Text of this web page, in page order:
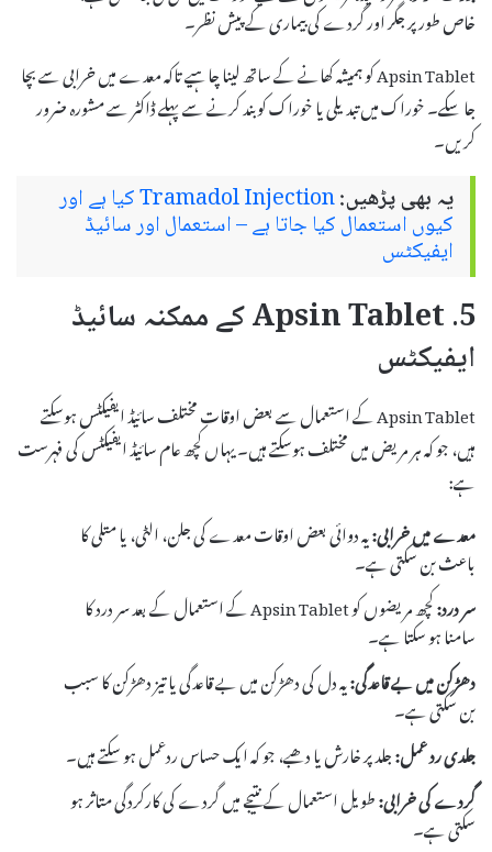
خاص طور پر جگر اور گردے کی بیماری کے پیش نظر۔
Apsin Tablet کو ہمیشہ کھانے کے ساتھ لینا چاہیے تاکہ معدے میں خرابی سے بچا
جا سکے۔ خوراک میں تبدیلی یا خوراک کو بند کرنے سے پہلے ڈاکٹر سے مشورہ ضرور
کریں۔
یہ بھی پڑھیں: Tramadol Injection کیا ہے اور
کیوں استعمال کیا جاتا ہے – استعمال اور سائیڈ
ایفیکٹس
5. Apsin Tablet کے ممکنہ سائیڈ
ایفیکٹس
Apsin Tablet کے استعمال سے بعض اوقات مختلف سائیڈ ایفیکٹس ہوسکتے
ہیں، جو کہ ہر مریض میں مختلف ہوسکتے ہیں۔ یہاں کچھ عام سائیڈ ایفیکٹس کی فہرست
ہے:
معدے میں خرابی:یہ دوائی بعض اوقات معدے کی جلن، الٹی، یا متلی کا
باعث بن سکتی ہے۔
سر درد:
کچھ مریضوں کو Apsin Tablet کے استعمال کے بعد سر درد کا
سامنا ہو سکتا ہے۔
دھڑکن میں بے قاعدگی:یہ دل کی دھڑکن میں بے قاعدگی یا تیز دھڑکن کا سبب
بن سکتی ہے۔
جلدی رد عمل:جلد پر خارش یا دھبے، جو کہ ایک حساس ردعمل ہو سکتے ہیں۔
گردے کی خرابی:طویل استعمال کے نتیجے میں گردے کی کارکردگی متاثر ہو
سکتی ہے۔